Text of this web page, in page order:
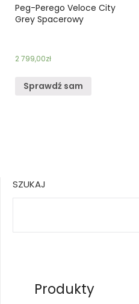
Peg-Perego Veloce City
Grey Spacerowy
2 799,00zł
Sprawdź sam
SZUKAJ
Produkty